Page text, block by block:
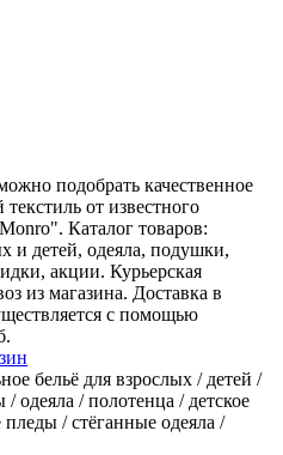
подобрать качественное
от известного
Каталог товаров:
и детей, одеяла, подушки,
акции. Курьерская
из магазина. Доставка в
с помощью
бельё для взрослых / детей /
одеяла / полотенца / детское
/ стёганные одеяла /